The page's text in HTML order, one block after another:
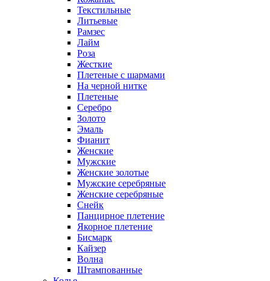
Текстильные
Литьевые
Рамзес
Лайм
Роза
Жесткие
Плетеные с шармами
На черной нитке
Плетеные
Серебро
Золото
Эмаль
Фианит
Женские
Мужские
Женские золотые
Мужские серебряные
Женские серебряные
Снейк
Панцирное плетение
Якорное плетение
Бисмарк
Кайзер
Волна
Штампованные